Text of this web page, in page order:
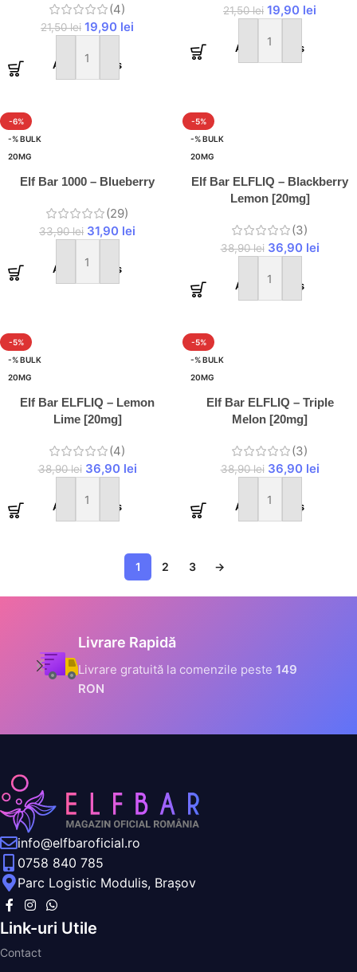
(4)
21,50lei 19,90 lei
Adaugă în coș
21,50lei 19,90 lei
Adaugă în coș
-6%
-% BULK
20MG
Elf Bar 1000 – Blueberry
(29)
33,90lei 31,90 lei
Adaugă în coș
-5%
-% BULK
20MG
Elf Bar ELFLIQ – Blackberry
Lemon [20mg]
(3)
38,90lei 36,90 lei
Adaugă în coș
-5%
-% BULK
20MG
Elf Bar ELFLIQ – Lemon
Lime [20mg]
(4)
38,90lei 36,90 lei
Adaugă în coș
-5%
-% BULK
20MG
Elf Bar ELFLIQ – Triple
Melon [20mg]
(3)
38,90lei 36,90 lei
Adaugă în coș
1 2 3 →
Informații Securizate
Toate datele tale suntcriptate prin SSL
info@elfbaroficial.ro
0758 840 785
Parc Logistic Modulis, Brașov
Link-uri Utile
Contact
Comenzile mele